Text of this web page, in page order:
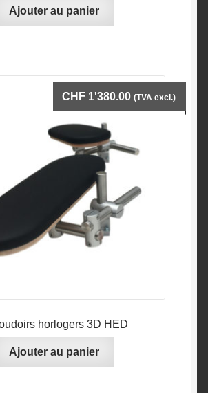
Ajouter au panier
horlogers 3D HED
CHF 1'380.00 (TVA excl.)
Ajouter au panier